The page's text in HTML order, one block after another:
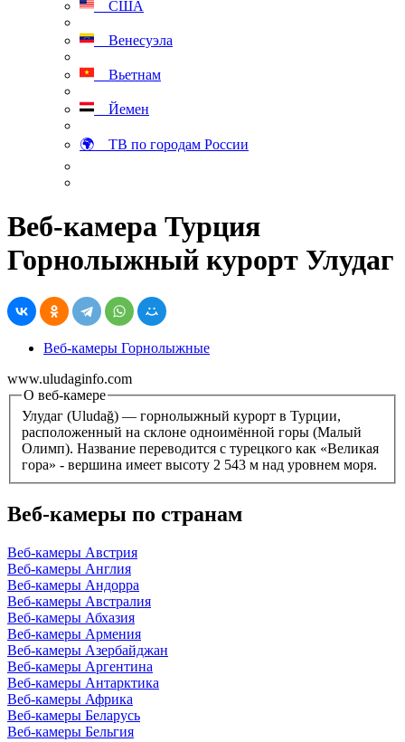
США
Венесуэла
Вьетнам
Йемен
🌍 ТВ по городам России
Веб-камера Турция
Горнолыжный курорт Улудаг
Веб-камеры Горнолыжные
www.uludaginfo.com
О веб-камере
Улудаг (Uludağ) — горнолыжный курорт в Турции,
расположенный на склоне одноимённой горы (Малый
Олимп). Название переводится с турецкого как «Великая
гора» - вершина имеет высоту 2 543 м над уровнем моря.
Веб-камеры по странам
Веб-камеры Австрия
Веб-камеры Англия
Веб-камеры Андорра
Веб-камеры Австралия
Веб-камеры Абхазия
Веб-камеры Армения
Веб-камеры Азербайджан
Веб-камеры Аргентина
Веб-камеры Антарктика
Веб-камеры Африка
Веб-камеры Беларусь
Веб-камеры Бельгия